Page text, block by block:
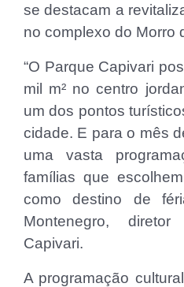
se destacam a
no complexo do Morro
“O Parque Capivari
mil m² no centro
um dos pontos
cidade. E para o mês
uma vasta
famílias que
como destino de
Montenegro,
Capivari.
A programação